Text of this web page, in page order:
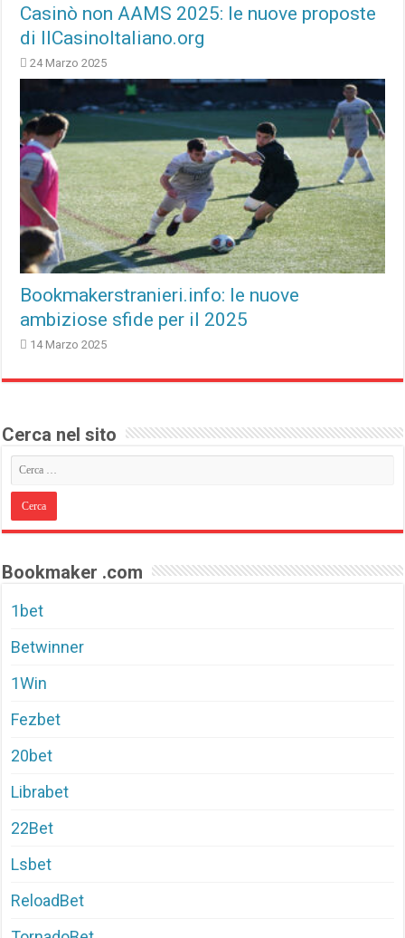
Casinò non AAMS 2025: le nuove proposte
di IlCasinoItaliano.org
24 Marzo 2025
Bookmakerstranieri.info: le nuove
ambiziose sfide per il 2025
14 Marzo 2025
Cerca nel sito
Bookmaker .com
1bet
Betwinner
1Win
Fezbet
20bet
Librabet
22Bet
Lsbet
ReloadBet